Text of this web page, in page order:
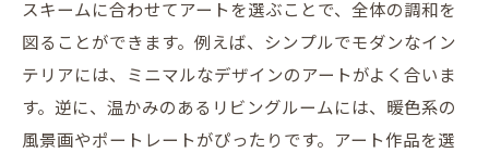
スキームに合わせてアートを選ぶことで、全体の調和を
図ることができます。例えば、シンプルでモダンなイン
テリアには、ミニマルなデザインのアートがよく合いま
す。逆に、温かみのあるリビングルームには、暖色系の
風景画やポートレートがぴったりです。アート作品を選